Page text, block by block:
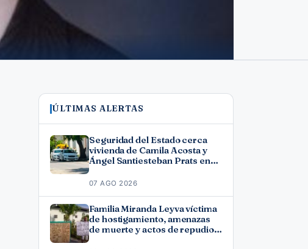
ÚLTIMAS ALERTAS
Seguridad del Estado cerca
vivienda de Camila Acosta y
Ángel Santiesteban Prats en
07 AGO 2026
Familia Miranda Leyva víctima
de hostigamiento, amenazas
de muerte y actos de repudio